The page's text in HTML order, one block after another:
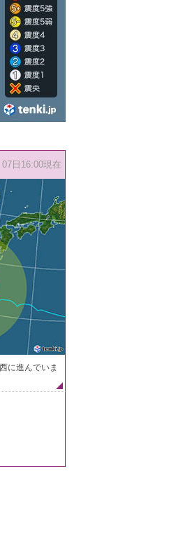
07日16:00現在
に進んでいま